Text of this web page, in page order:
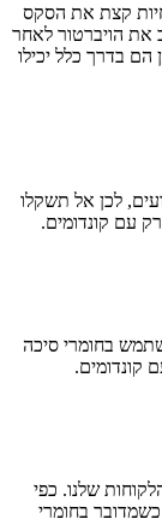
קצת את הסקס
את הויברטור לאחר
הם בדרך כלל יכילו
לכן אל תשקלו
עם קונדומים.
בחומרי סיכה
קונדומים.
שלנו. כפי
בחומרי